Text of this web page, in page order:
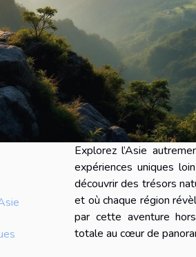
Explorez l’Asie
expériences uniques
découvrir des trésors
et où chaque région
par cette aventure
totale au cœur de